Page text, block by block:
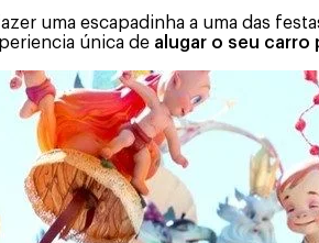
uma escapadinha a uma das
única de alugar o seu carro